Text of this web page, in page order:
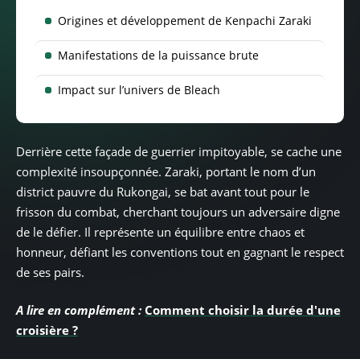
Origines et développement de Kenpachi Zaraki
Manifestations de la puissance brute
Impact sur l’univers de Bleach
Derrière cette façade de guerrier impitoyable, se cache une
complexité insoupçonnée. Zaraki, portant le nom d’un
district pauvre du Rukongai, se bat avant tout pour le
frisson du combat, cherchant toujours un adversaire digne
de le défier. Il représente un équilibre entre chaos et
honneur, défiant les conventions tout en gagnant le respect
de ses pairs.
A lire en complément : Comment choisir la durée d'une
croisière ?